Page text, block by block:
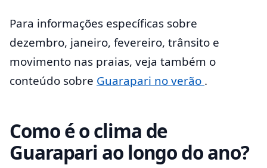
Para informações específicas sobre
dezembro, janeiro, fevereiro, trânsito e
movimento nas praias, veja também o
conteúdo sobre Guarapari no verão .
Como é o clima de
Guarapari ao longo do ano?